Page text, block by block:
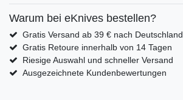
Warum bei eKnives bestellen?
Gratis Versand ab 39 € nach Deutschland
Gratis Retoure innerhalb von 14 Tagen
Riesige Auswahl und schneller Versand
Ausgezeichnete Kundenbewertungen